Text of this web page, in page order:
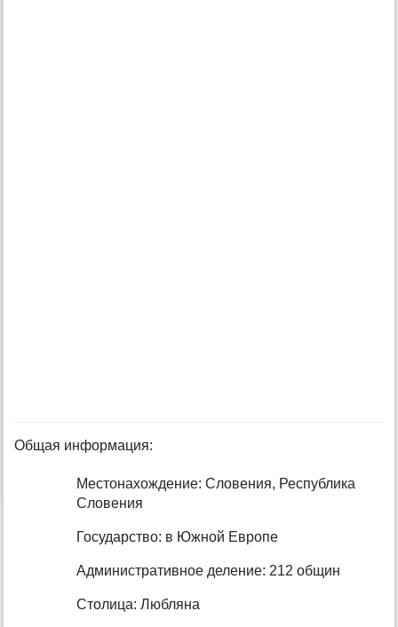
Общая информация:
Местонахождение: Словения, Республика
Словения
Государство: в Южной Европе
Административное деление: 212 общин
Столица: Любляна